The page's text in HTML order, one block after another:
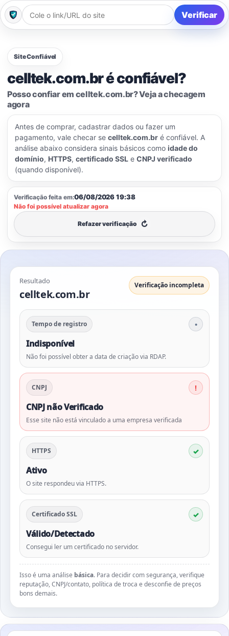
Verificar
Site Confiável
celltek.com.br é confiável?
Posso confiar em celltek.com.br? Veja a checagem
agora
Antes de comprar, cadastrar dados ou fazer um
pagamento, vale checar se celltek.com.br é confiável. A
análise abaixo considera sinais básicos como idade do
domínio, HTTPS, certificado SSL e CNPJ verificado
(quando disponível).
Verificação feita em:06/08/2026 19:38
Não foi possível atualizar agora
Refazer verificação ↻
Resultado
celltek.com.br
Verificação incompleta
Tempo de registro
Indisponível
Não foi possível obter a data de criação via RDAP.
CNPJ
CNPJ não Verificado
Esse site não está vinculado a uma empresa verificada
HTTPS
Ativo
O site respondeu via HTTPS.
Certificado SSL
Válido/Detectado
Consegui ler um certificado no servidor.
Isso é uma análise básica. Para decidir com segurança, verifique
reputação, CNPJ/contato, política de troca e desconfie de preços
bons demais.